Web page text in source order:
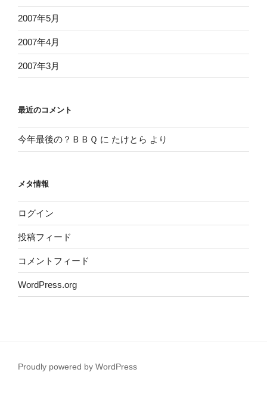
2007年5月
2007年4月
2007年3月
最近のコメント
今年最後の？ＢＢＱ に たけとら より
メタ情報
ログイン
投稿フィード
コメントフィード
WordPress.org
Proudly powered by WordPress